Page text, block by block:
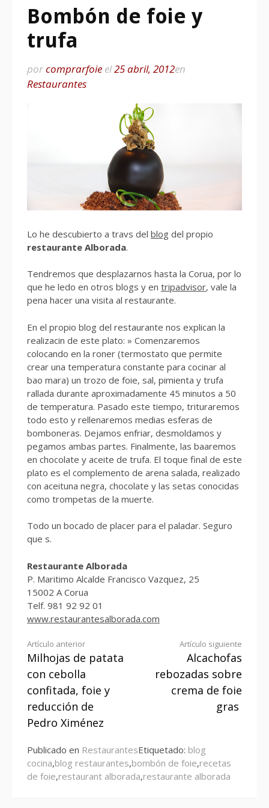
Bombón de foie y
trufa
porcomprarfoie el25 abril, 2012en
Restaurantes
Lo he descubierto a travs del blog del propio
restaurante Alborada.
Tendremos que desplazarnos hasta la Corua, por lo
que he ledo en otros blogs y en tripadvisor, vale la
pena hacer una visita al restaurante.
En el propio blog del restaurante nos explican la
realizacin de este plato: » Comenzaremos
colocando en la roner (termostato que permite
crear una temperatura constante para cocinar al
bao mara) un trozo de foie, sal, pimienta y trufa
rallada durante aproximadamente 45 minutos a 50
de temperatura. Pasado este tiempo, trituraremos
todo esto y rellenaremos medias esferas de
bomboneras. Dejamos enfriar, desmoldamos y
pegamos ambas partes. Finalmente, las baaremos
en chocolate y aceite de trufa. El toque final de este
plato es el complemento de arena salada, realizado
con aceituna negra, chocolate y las setas conocidas
como trompetas de la muerte.
Todo un bocado de placer para el paladar. Seguro
que s.
Restaurante Alborada
P. Maritimo Alcalde Francisco Vazquez, 25
15002 A Corua
Telf. 981 92 92 01
www.restaurantesalborada.com
Seguir
leyendo
Artículo anterior
Milhojas de patata
con cebolla
confitada, foie y
reducción de
Pedro Ximénez
Artículo siguiente
Alcachofas
rebozadas sobre
crema de foie
gras
Publicado en RestaurantesEtiquetado: blog
cocina,blog restaurantes,bombón de foie,recetas
de foie,restaurant alborada,restaurante alborada